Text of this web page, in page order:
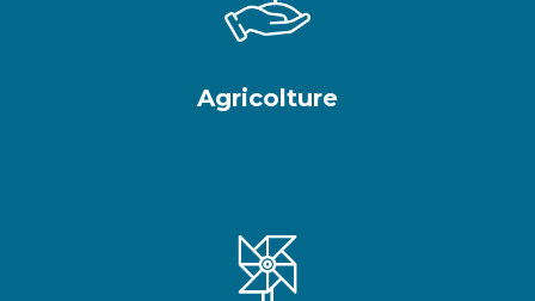
Agricolture